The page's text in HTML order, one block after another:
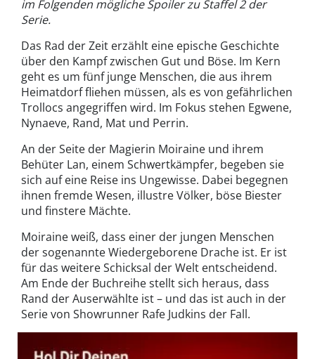
im Folgenden mögliche Spoiler zu Staffel 2 der
Serie.
Das Rad der Zeit erzählt eine epische Geschichte
über den Kampf zwischen Gut und Böse. Im Kern
geht es um fünf junge Menschen, die aus ihrem
Heimatdorf fliehen müssen, als es von gefährlichen
Trollocs angegriffen wird. Im Fokus stehen Egwene,
Nynaeve, Rand, Mat und Perrin.
An der Seite der Magierin Moiraine und ihrem
Behüter Lan, einem Schwertkämpfer, begeben sie
sich auf eine Reise ins Ungewisse. Dabei begegnen
ihnen fremde Wesen, illustre Völker, böse Biester
und finstere Mächte.
Moiraine weiß, dass einer der jungen Menschen
der sogenannte Wiedergeborene Drache ist. Er ist
für das weitere Schicksal der Welt entscheidend.
Am Ende der Buchreihe stellt sich heraus, dass
Rand der Auserwählte ist– und das ist auch in der
Serie von Showrunner Rafe Judkins der Fall.